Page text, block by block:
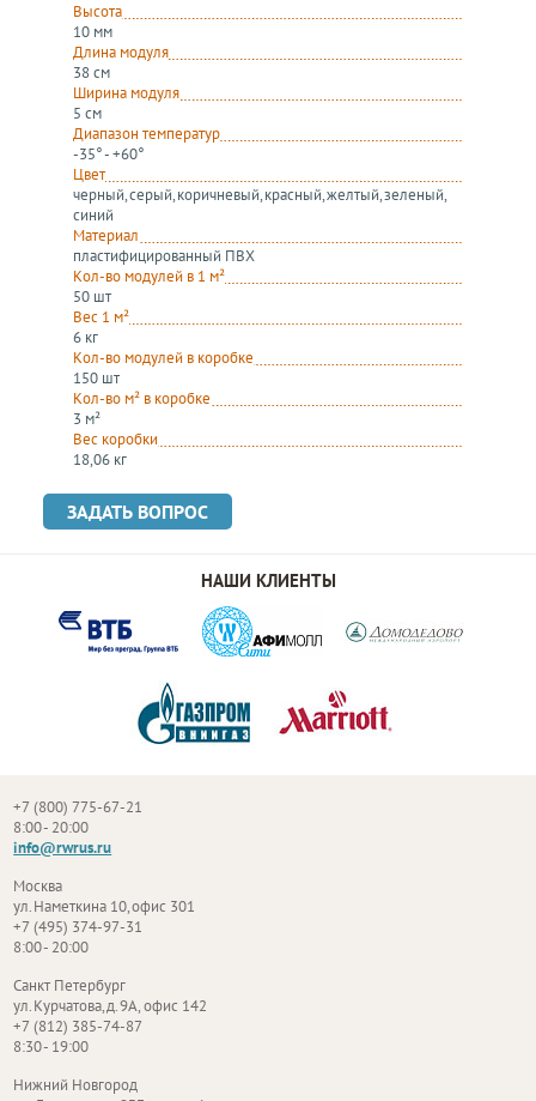
Высота
10 мм
Длина модуля
38 см
Ширина модуля
5 см
Диапазон температур
-35° - +60°
Цвет
черный, серый, коричневый, красный, желтый, зеленый,
синий
Материал
пластифицированный ПВХ
Кол-во модулей в 1 м²
50 шт
Вес 1 м²
6 кг
Кол-во модулей в коробке
150 шт
Кол-во м² в коробке
3 м²
Вес коробки
18,06 кг
ЗАДАТЬ ВОПРОС
НАШИ КЛИЕНТЫ
+7 (800) 775-67-21
8:00 - 20:00
info@rwrus.ru
Москва
ул. Наметкина 10, офис 301
+7 (495) 374-97-31
8:00 - 20:00
Санкт Петербург
ул. Курчатова, д. 9А, офис 142
+7 (812) 385-74-87
8:30 - 19:00
Нижний Новгород